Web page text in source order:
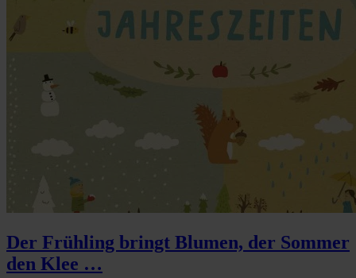
Der Frühling bringt Blumen, der Sommer
den Klee …